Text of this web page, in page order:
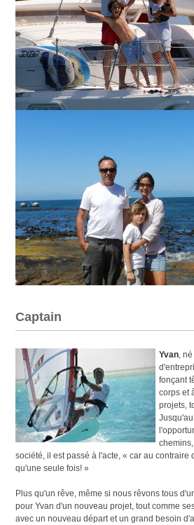
Captain
Yvan ,
fonçant
corps et
projets,
société, il est passé à l'acte, « car au contraire
qu'une seule fois! »
Plus qu'un rêve, même si nous rêvons tous
pour Yvan d'un nouveau projet, tout comme
avec un nouveau départ et un grand besoin